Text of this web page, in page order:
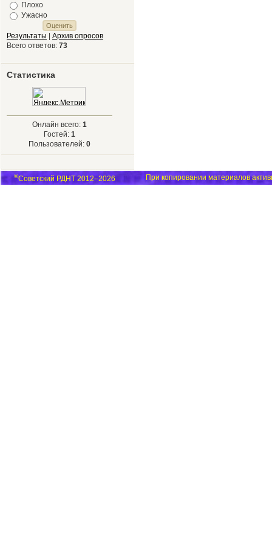
Плохо
Ужасно
Результаты
Архив опросов
Всего ответов: 73
Статистика
Онлайн всего: 1
Гостей: 1
Пользователей: 0
©Советский РДНТ 2012–2026 При копировании материалов